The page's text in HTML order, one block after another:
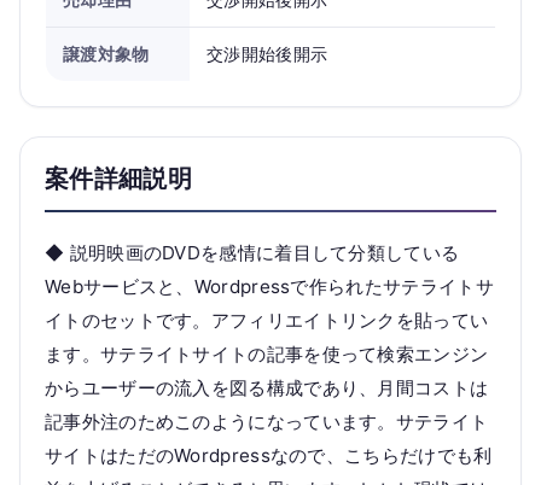
譲渡対象物 交渉開始後開示
案件詳細説明
◆ 説明映画のDVDを感情に着目して分類している
Webサービスと、Wordpressで作られたサテライトサ
イトのセットです。アフィリエイトリンクを貼ってい
ます。サテライトサイトの記事を使って検索エンジン
からユーザーの流入を図る構成であり、月間コストは
記事外注のためこのようになっています。サテライト
サイトはただのWordpressなので、こちらだけでも利